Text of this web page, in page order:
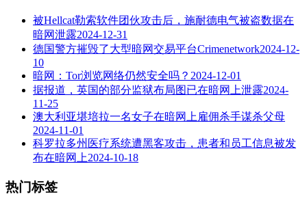
被Hellcat勒索软件团伙攻击后，施耐德电气被盗数据在
暗网泄露2024-12-31
德国警方摧毁了大型暗网交易平台Crimenetwork2024-12-
10
暗网：Tor浏览网络仍然安全吗？ 2024-12-01
据报道，英国的部分监狱布局图已在暗网上泄露2024-
11-25
澳大利亚堪培拉一名女子在暗网上雇佣杀手谋杀父母
2024-11-01
科罗拉多州医疗系统遭黑客攻击，患者和员工信息被发
布在暗网上2024-10-18
热门标签